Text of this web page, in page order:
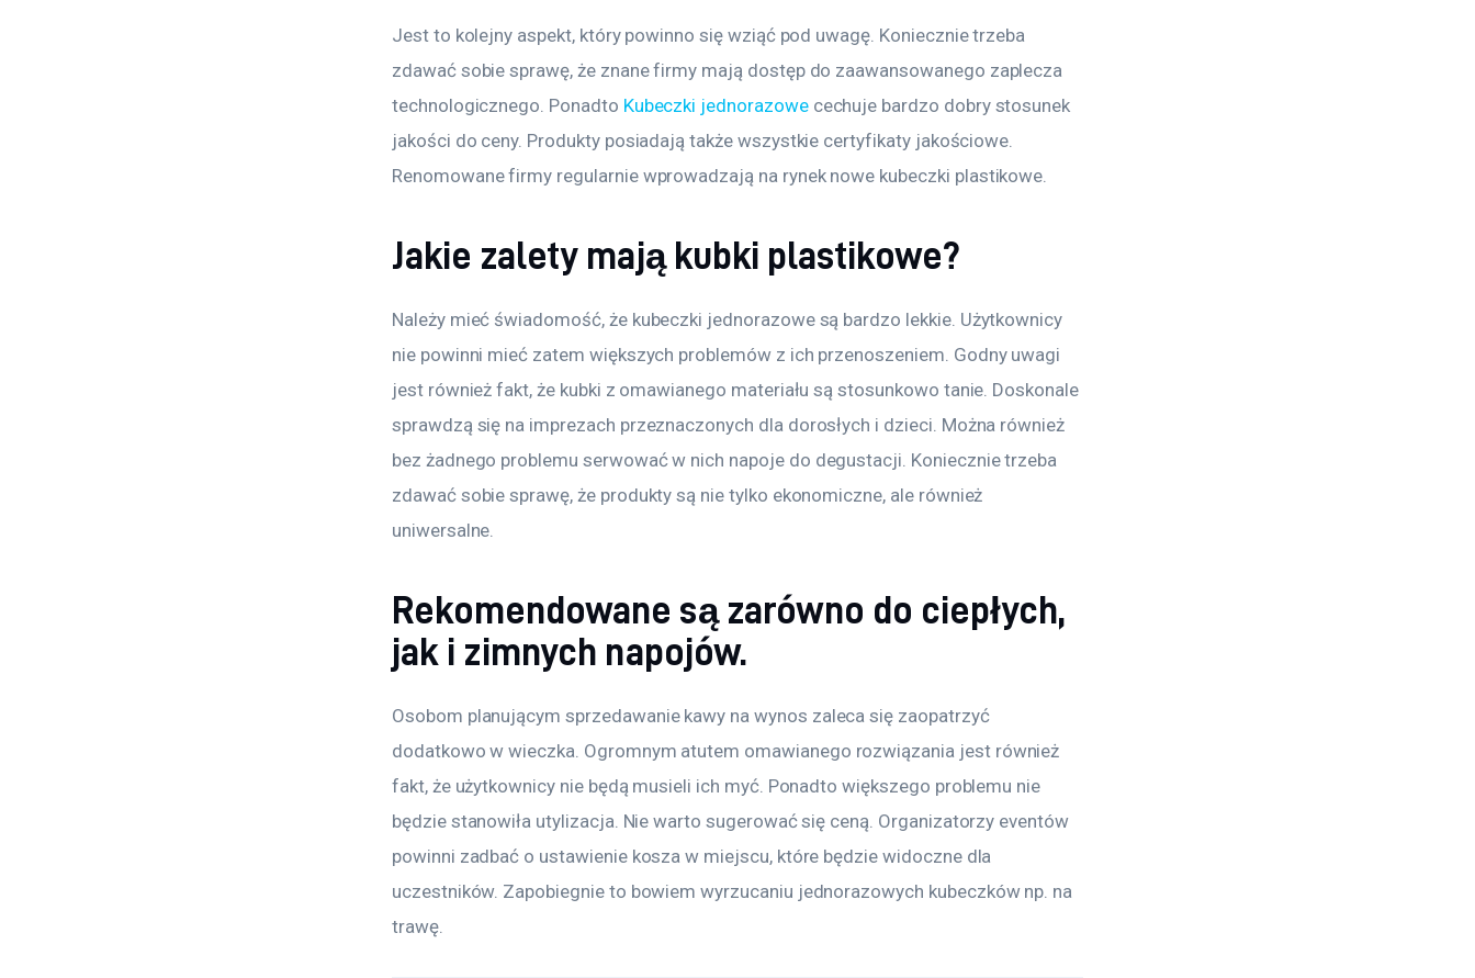
Jest to kolejny aspekt, który powinno się wziąć pod uwagę. Koniecznie trzeba
zdawać sobie sprawę, że znane firmy mają dostęp do zaawansowanego zaplecza
technologicznego. Ponadto Kubeczki jednorazowe cechuje bardzo dobry stosunek
jakości do ceny. Produkty posiadają także wszystkie certyfikaty jakościowe.
Renomowane firmy regularnie wprowadzają na rynek nowe kubeczki plastikowe.
Jakie zalety mają kubki plastikowe?
Należy mieć świadomość, że kubeczki jednorazowe są bardzo lekkie. Użytkownicy
nie powinni mieć zatem większych problemów z ich przenoszeniem. Godny uwagi
jest również fakt, że kubki z omawianego materiału są stosunkowo tanie. Doskonale
sprawdzą się na imprezach przeznaczonych dla dorosłych i dzieci. Można również
bez żadnego problemu serwować w nich napoje do degustacji. Koniecznie trzeba
zdawać sobie sprawę, że produkty są nie tylko ekonomiczne, ale również
uniwersalne.
Rekomendowane są zarówno do ciepłych,
jak i zimnych napojów.
Osobom planującym sprzedawanie kawy na wynos zaleca się zaopatrzyć
dodatkowo w wieczka. Ogromnym atutem omawianego rozwiązania jest również
fakt, że użytkownicy nie będą musieli ich myć. Ponadto większego problemu nie
będzie stanowiła utylizacja. Nie warto sugerować się ceną. Organizatorzy eventów
powinni zadbać o ustawienie kosza w miejscu, które będzie widoczne dla
uczestników. Zapobiegnie to bowiem wyrzucaniu jednorazowych kubeczków np. na
trawę.